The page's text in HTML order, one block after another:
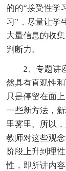
的的“接受性学
习”，尽量让学
大量信息的收
判断力。
2、专题讲座
然具有直观性
只是停留在面
一些新方法，
里雾里。所以
教师对这些观
阶段上升到理
性，即所讲内